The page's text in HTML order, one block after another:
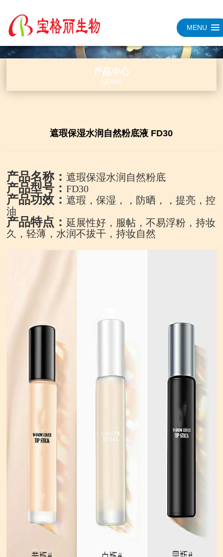
MENU
产品中心
NEWS
遮瑕保湿水润自然粉底液 FD30
产品名称：遮瑕保湿水润自然粉底
产品型号：FD30
产品功效：遮瑕，保湿，，防晒，，提亮，控
油
产品特点： 延展性好，服帖，不易浮粉，持妆
久，轻薄，水润不拔干，持妆自然